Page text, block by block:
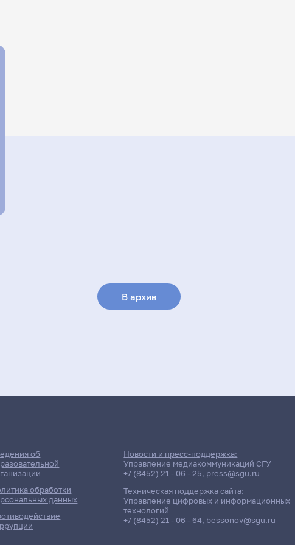
В архив
об
обработки
данных
Новости и пресс-поддержка:
Управление медиакоммуникаций СГУ
+7 (8452) 21 - 06 - 25, press@sgu.ru
Техническая поддержка сайта:
Управление цифровых и информационных
технологий
+7 (8452) 21 - 06 - 64, bessonov@sgu.ru